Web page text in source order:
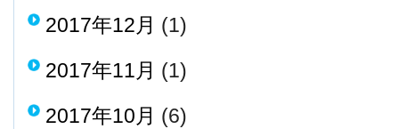
2017年12月 (1)
2017年11月 (1)
2017年10月 (6)